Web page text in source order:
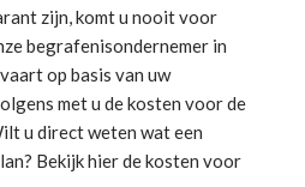
zijn, komt u nooit voor
begrafenisondernemer in
op basis van uw
met u de kosten voor de
u direct weten wat een
Bekijk hier dekosten voor